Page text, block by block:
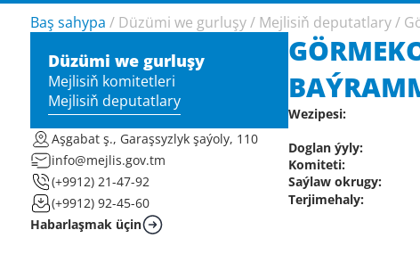
Baş sahypa / Düzümi we gurluşy / Mejlisiň deputatlary /
Düzümi we gurluşy
Mejlisiň komitetleri
Mejlisiň deputatlary
Aşgabat ş., Garaşsyzlyk şaýoly, 110
info@mejlis.gov.tm
(+9912) 21-47-92
(+9912) 92-45-60
Habarlaşmak üçin
Wezipesi:
Doglan ýyly:
Komiteti:
Saýlaw okrugy:
Terjimehaly: